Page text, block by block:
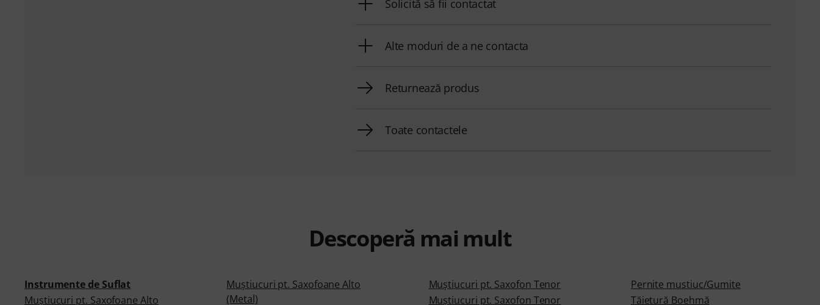
Solicită să fii contactat
Alte moduri de a ne contacta
Returnează produs
Toate contactele
Descoperă mai mult
Instrumente de Suflat
Muştiucuri pt. Saxofoane Alto
Muştiucuri pt. Saxofoane Alto
(Metal)
Muştiucuri pt. Saxofon Tenor
Muştiucuri pt. Saxofon Tenor
Pernite mustiuc/Gumite
Tăietură Boehmă